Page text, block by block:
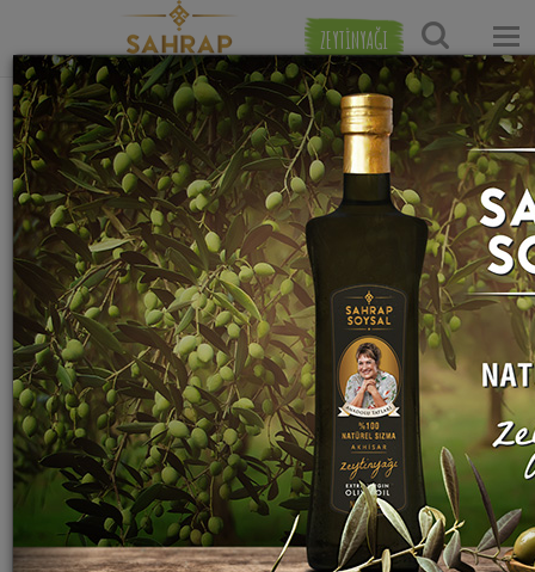
ZEYTİNYAĞI
Ana Sayfa Et Yemekleri Tarifleri Tavuk Yemekleri
Tavuklu Enginarlı Ege Pilavı Tarifi